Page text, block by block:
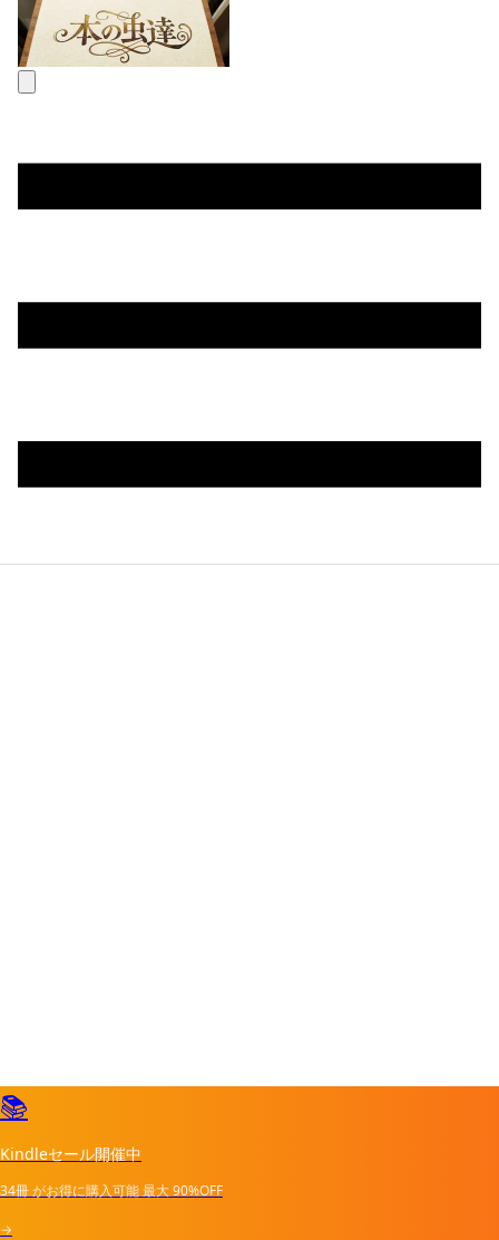
📚
Kindleセール開催中
34冊がお得に購入可能最大90%OFF
→